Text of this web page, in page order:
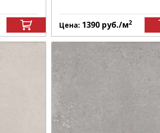
Цена: 1390 руб./м2